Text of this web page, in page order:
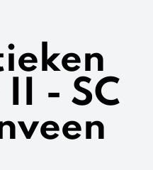
- SC